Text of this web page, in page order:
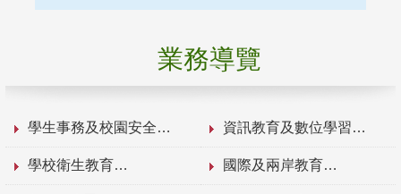
業務導覽
學生事務及校園安全 資訊教育及數位學習
學校衛生教育 國際及兩岸教育